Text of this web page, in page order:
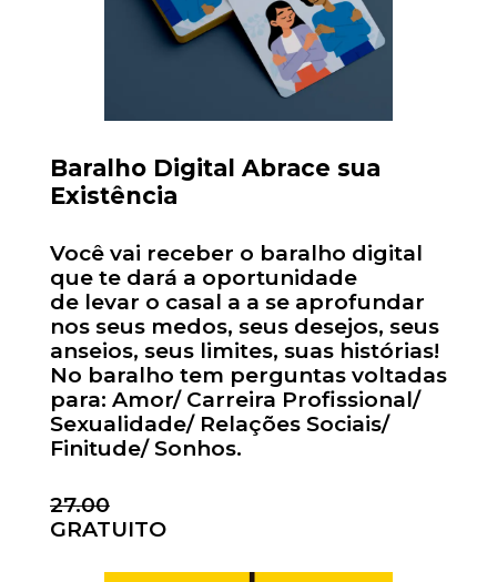
Baralho Digital Abrace sua
Existência
Você vai receber o baralho digital
que te dará a oportunidade
de levar o casal a a se aprofundar
nos seus medos, seus desejos, seus
anseios, seus limites, suas histórias!
No baralho tem perguntas voltadas
para: Amor/ Carreira Profissional/
Sexualidade/ Relações Sociais/
Finitude/ Sonhos.
27.00
GRATUITO